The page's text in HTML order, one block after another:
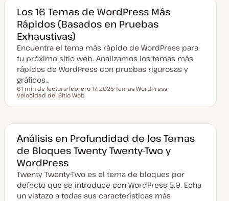
Los 16 Temas de WordPress Más
Rápidos (Basados en Pruebas
Exhaustivas)
Encuentra el tema más rápido de WordPress para
tu próximo sitio web. Analizamos los temas más
rápidos de WordPress con pruebas rigurosas y
gráficos…
Tiempo de lectura
61 min de lectura
F
c
a
u
a
l
i
z
d
a
febrero 17, 2025
m
Temas WordPress
m
Velocidad del Sitio Web
Análisis en Profundidad de los Temas
de Bloques Twenty Twenty-Two y
WordPress
Twenty Twenty-Two es el tema de bloques por
defecto que se introduce con WordPress 5.9. Echa
un vistazo a todas sus características más